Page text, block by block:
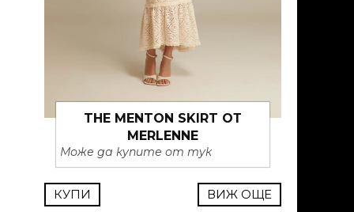
THE MENTON SKIRT ОТ
MERLENNE
Може да купите от тук
КУПИ ВИЖ ОЩЕ